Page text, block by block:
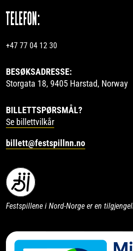
TELEFON:
+47 77 04 12 30
BESØKSADRESSE:
Storgata 18, 9405 Harstad, Norway
BILLETTSPØRSMÅL?
Se billettvilkår
billett@festspillnn.no
Festspillene i Nord-Norge er en